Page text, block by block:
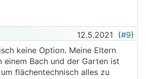
12.5.2021 (#9)
keine Option. Meine Eltern
einem Bach und der Garten ist
flächentechnisch alles zu